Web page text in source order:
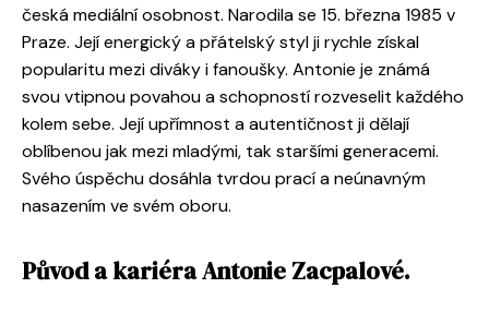
česká mediální osobnost. Narodila se 15. března 1985 v
Praze. Její energický a přátelský styl ji rychle získal
popularitu mezi diváky i fanoušky. Antonie je známá
svou vtipnou povahou a schopností rozveselit každého
kolem sebe. Její upřímnost a autentičnost ji dělají
oblíbenou jak mezi mladými, tak staršími generacemi.
Svého úspěchu dosáhla tvrdou prací a neúnavným
nasazením ve svém oboru.
Původ a kariéra Antonie Zacpalové.